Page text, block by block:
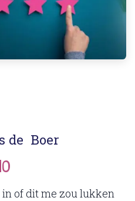
de Boer
of dit me zou lukken